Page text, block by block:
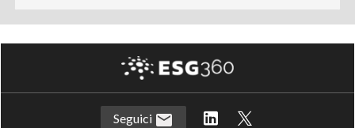
Seguici